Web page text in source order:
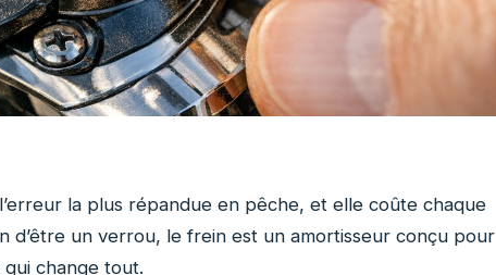
la plus répandue en pêche, et elle coûte chaque
d’être un verrou, le frein est un amortisseur conçu pour
change tout.